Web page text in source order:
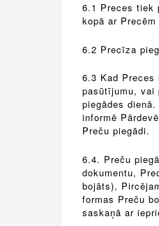
6.1 Preces tiek
kopā ar
6.2 Precīza
6.3 Kad
pasūtījumu, vai
piegādes
informē
Preču piegādi.
6.4. Preču
dokumentu,
bojāts),
formas Preču
saskaņā ar